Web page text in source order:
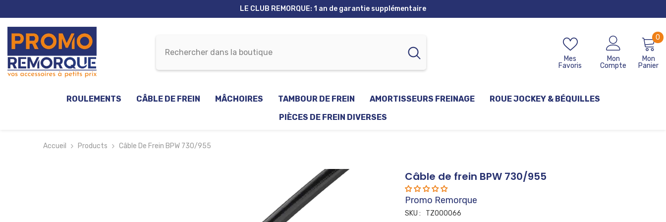
LE CLUB REMORQUE: Points et réductions
Mes
Favoris
Mon
Compte
Mon
Panier
0 0
ROULEMENTS CÂBLE DE FREIN MÂCHOIRES TAMBOUR DE FREIN AMORTISSEURS FREINAGE
ROUE JOCKEY & BÉQUILLES
PIÈCES DE FREIN DIVERSES
Accueil Products Câble De Frein BPW 730/955
Câble de frein BPW 730/955
Promo Remorque
SKU : TZ000066